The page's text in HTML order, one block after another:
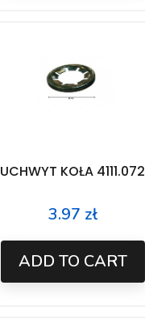
UCHWYT KOŁA 4111.072
Price
3.97 zł
ADD TO CART